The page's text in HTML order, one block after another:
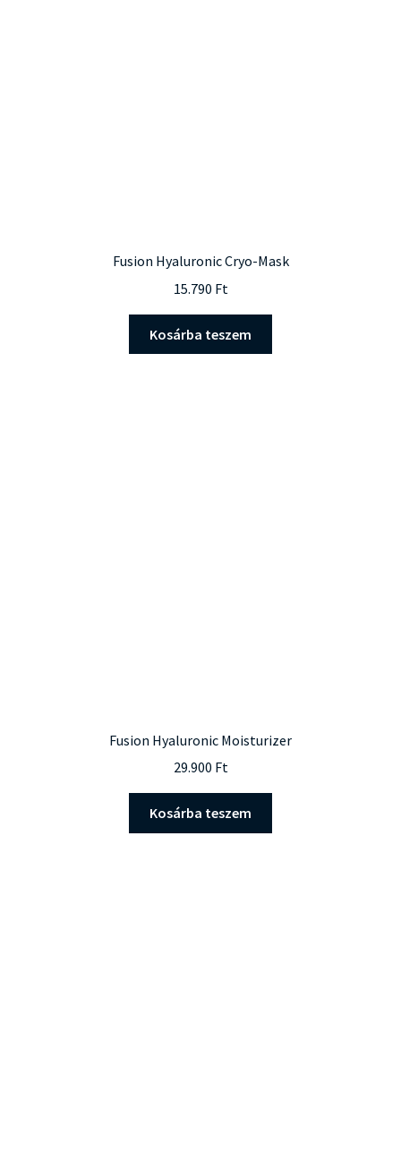
Fusion Hyaluronic Cryo-Mask
15.790 Ft
Kosárba teszem
Fusion Hyaluronic Moisturizer
29.900 Ft
Kosárba teszem